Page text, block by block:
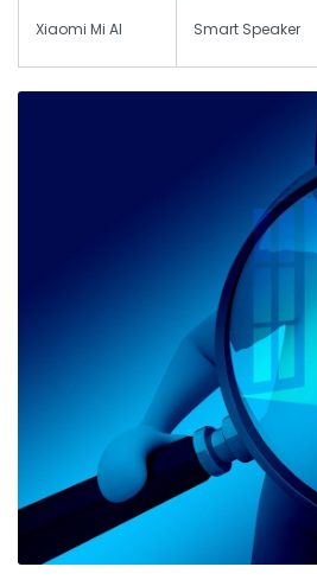
Xiaomi Mi AI Smart Speaker